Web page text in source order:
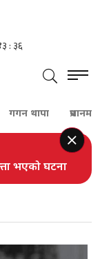
गगन थापा
भएको घटना